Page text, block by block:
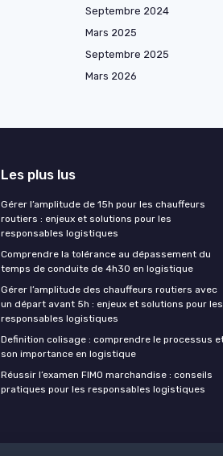
Septembre 2024
Mars 2025
Septembre 2025
Mars 2026
Les plus lus
Gérer l’amplitude de 15h pour les chauffeurs
routiers : enjeux et solutions pour les
responsables logistiques
Comprendre la tolérance au dépassement du
temps de conduite de 4h30 en logistique
Gérer l’amplitude des chauffeurs routiers avec
un départ avant 5h : enjeux et solutions pour les
responsables logistiques
Definition colisage : comprendre le processus
son importance en logistique
Réussir l’examen FIMO marchandise : conseils
pratiques pour les responsables logistiques